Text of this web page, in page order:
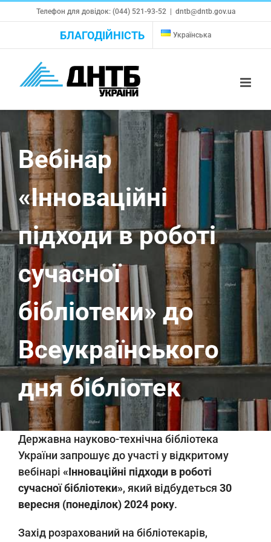
to
Телефон для довідок: (044) 521-93-52 dntb@dntb.gov.ua
БЛАГОДІЙНІСТЬ Українська
Вебінар
«Інноваційні
підходи в роботі
сучасної
бібліотеки» до
Всеукраїнського
дня бібліотек
Державна науково-технічна бібліотека
України запрошує до участі у відкритому
вебінарі «Інноваційні підходи в роботі
сучасної бібліотеки», який відбудеться 30
вересня (понеділок) 2024 року.
Захід розрахований на бібліотекарів,